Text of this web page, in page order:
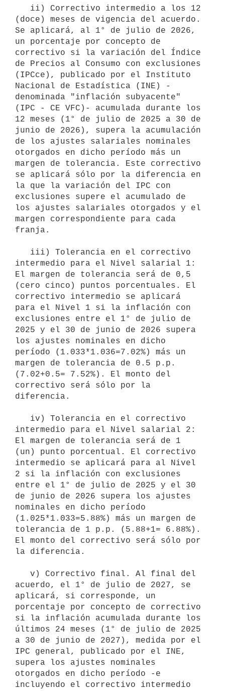
(doce) meses de vigencia del acuerdo.
Se aplicará, al 1° de julio de 2026,
un porcentaje por concepto de
correctivo si la variación del Índice
de Precios al Consumo con exclusiones
(IPCce), publicado por el Instituto
Nacional de Estadística (INE) -
denominada "inflación subyacente"
(IPC - CE VFC)- acumulada durante los
12 meses (1° de julio de 2025 a 30 de
junio de 2026), supera la acumulación
de los ajustes salariales nominales
otorgados en dicho período más un
margen de tolerancia. Este correctivo
se aplicará sólo por la diferencia en
la que la variación del IPC con
exclusiones supere el acumulado de
los ajustes salariales otorgados y el
margen correspondiente para cada
franja.
intermedio para el Nivel salarial 1:
El margen de tolerancia será de 0,5
(cero cinco) puntos porcentuales. El
correctivo intermedio se aplicará
para el Nivel 1 si la inflación con
exclusiones entre el 1° de julio de
2025 y el 30 de junio de 2026 supera
los ajustes nominales en dicho
período (1.033*1.036=7.02%) más un
margen de tolerancia de 0.5 p.p.
(7.02+0.5= 7.52%). El monto del
correctivo será sólo por la
diferencia.
intermedio para el Nivel salarial 2:
El margen de tolerancia será de 1
(un) punto porcentual. El correctivo
intermedio se aplicará para al Nivel
2 si la inflación con exclusiones
entre el 1° de julio de 2025 y el 30
de junio de 2026 supera los ajustes
nominales en dicho período
(1.025*1.033=5.88%) más un margen de
tolerancia de 1 p.p. (5.88+1= 6.88%).
El monto del correctivo será sólo por
la diferencia.
acuerdo, el 1° de julio de 2027, se
aplicará, si corresponde, un
porcentaje por concepto de correctivo
si la inflación acumulada durante los
últimos 24 meses (1° de julio de 2025
a 30 de junio de 2027), medida por el
IPC general, publicado por el INE,
supera los ajustes nominales
otorgados en dicho período -e
incluyendo el correctivo intermedio